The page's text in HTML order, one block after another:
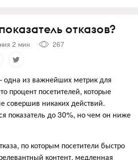
отказов?
2 мин
267
одна из важнейших метрик для
процент посетителей, которые
совершив никаких действий.
показатель до 30%, но чем он ниже
по которым посетители быстро
контент, медленная